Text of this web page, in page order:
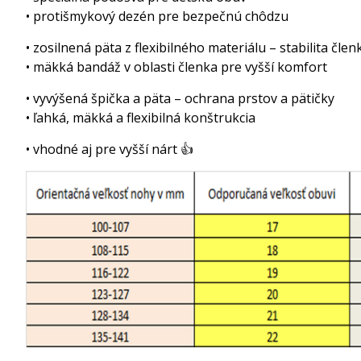
• protišmykový dezén pre bezpečnú chôdzu
• zosilnená päta z flexibilného materiálu – stabilita
• mäkká bandáž v oblasti členka pre vyšší komfort
• vyvýšená špička a päta – ochrana prstov a pätičky
• ľahká, mäkká a flexibilná konštrukcia
• vhodné aj pre vyšší nárt 👍